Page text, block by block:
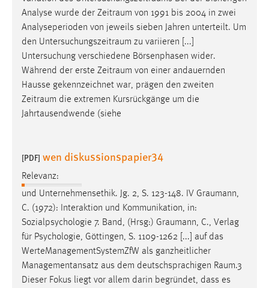
Analyse wurde der Zeitraum von 1991 bis 2004 in zwei
Analyseperioden von jeweils sieben Jahren unterteilt. Um
den Untersuchungszeitraum zu variieren [...]
Untersuchung verschiedene Börsenphasen wider.
Während der erste Zeitraum von einer andauernden
Hausse gekennzeichnet war, prägen den zweiten
Zeitraum die extremen Kursrückgänge um die
Jahrtausendwende (siehe
[PDF] wen diskussionspapier34
Relevanz:
und Unternehmensethik. Jg. 2, S. 123-148. IV Graumann,
C. (1972): Interaktion und Kommunikation, in:
Sozialpsychologie 7. Band, (Hrsg:) Graumann, C., Verlag
für Psychologie, Göttingen, S. 1109-1262 [...] auf das
WerteManagementSystemZfW als ganzheitlicher
Managementansatz aus dem deutschsprachigen Raum.3
Dieser Fokus liegt vor allem darin begründet, dass es
EXTERNE MEDIEN
Um Inhalte von Videoplattformen und Social Media
Plattformen anzeigen zu können, werden von diesen
externen Medien Cookies gesetzt.
YouTube
Vimeo